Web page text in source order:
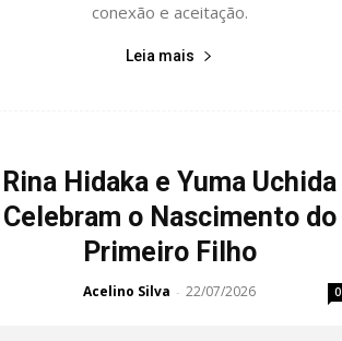
conexão e aceitação.
Leia mais
Rina Hidaka e Yuma Uchida
Celebram o Nascimento do
Primeiro Filho
Acelino Silva - 22/07/2026 0